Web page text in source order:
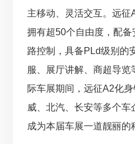
主移动、灵活交互。远
拥有超50个自由度，配
路控制，具备PLd级别的
服、展厅讲解、商超导览
际车展期间，远征A2化
威、北汽、长安等多个车
成为本届车展一道靓丽的